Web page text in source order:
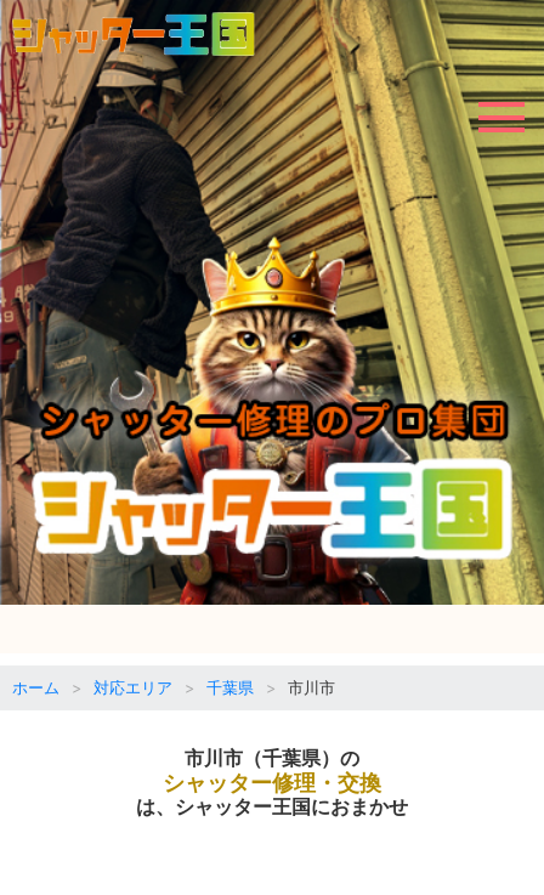
ホーム 対応エリア 千葉県 市川市
市川市（千葉県）の
シャッター修理・交換
は、シャッター王国におまかせ